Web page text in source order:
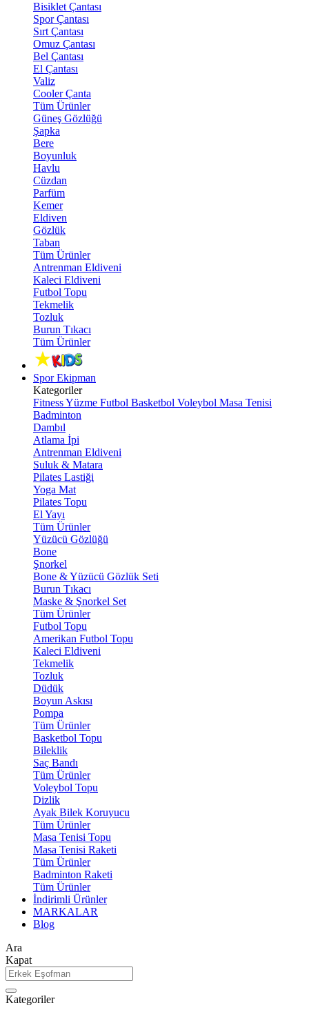
Bisiklet Çantası
Spor Çantası
Sırt Çantası
Omuz Çantası
Bel Çantası
El Çantası
Valiz
Cooler Çanta
Tüm Ürünler
Güneş Gözlüğü
Şapka
Bere
Boyunluk
Havlu
Cüzdan
Parfüm
Kemer
Eldiven
Gözlük
Taban
Tüm Ürünler
Antrenman Eldiveni
Kaleci Eldiveni
Futbol Topu
Tekmelik
Tozluk
Burun Tıkacı
Tüm Ürünler
Spor Ekipman
Kategoriler
FitnessYüzme Futbol Basketbol Voleybol Masa Tenisi
Badminton
Dambıl
Atlama İpi
Antrenman Eldiveni
Suluk & Matara
Pilates Lastiği
Yoga Mat
Pilates Topu
El Yayı
Tüm Ürünler
Yüzücü Gözlüğü
Bone
Şnorkel
Bone & Yüzücü Gözlük Seti
Burun Tıkacı
Maske & Şnorkel Set
Tüm Ürünler
Futbol Topu
Amerikan Futbol Topu
Kaleci Eldiveni
Tekmelik
Tozluk
Düdük
Boyun Askısı
Pompa
Tüm Ürünler
Basketbol Topu
Bileklik
Saç Bandı
Tüm Ürünler
Voleybol Topu
Dizlik
Ayak Bilek Koruyucu
Tüm Ürünler
Masa Tenisi Topu
Masa Tenisi Raketi
Tüm Ürünler
Badminton Raketi
Tüm Ürünler
İndirimli Ürünler
MARKALAR
Blog
Ara
Kapat
Kategoriler